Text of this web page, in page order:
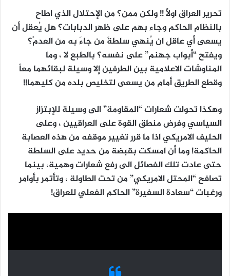
تحرير العراق اولاً !! ولكن ممن؟ من الإحتلال الذي اطاح
بالنظام الحاكم وجاء بهم على ظهر الدبابات؟ هل يُعقل أن
يسعى أي عاقل ان يُنهي سلطةَ من جاءَ به من العدمْ؟
ويفتح “أبواب جهنم” على نفسه؟ بالطبع لا ، وما
المناوشات الاعلامية بين الطرفين إلا وسيلة لبقائهما معاً
وقطع الطريق أمام من يسعى لتخليص بلده من كليهما!!
وهكذا تحولت شعارات “المقاومة” الى وسيلة للإبتزاز
السياسي وفرض منطق القوة على العراقيين ، وعلى
الحليف الامريكي اذا ما قرر تغيير موقفه من هذه العصابة
الحاكمة! وما أن امسكت بقبضة من حديد على السلطة
حتى عادت تلك الفصائل الى رفع شعارات وهمية، بينما
تصافح “المحتل الامريكي” من تحت الطاولة ، وتأتمر بأوامر
ورغبات “سعادة السفيرة” الحاكم الفعلي للعراق!